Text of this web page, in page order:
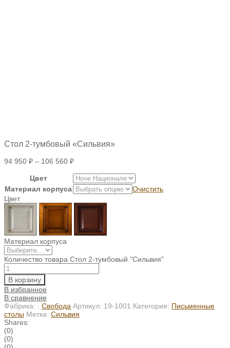
Стол 2-тумбовый «Сильвия»
94 950 ₽ – 106 560 ₽
Цвет
Материал корпуса
Очистить
Цвет
Материал корпуса
Количество товара Стол 2-тумбовый "Сильвия"
В корзину
В избранное
В сравнение
Фабрика: : Свобода Артикул: 19-1001 Категория: Письменные
столы Метка: Сильвия
Shares:
(0)
(0)